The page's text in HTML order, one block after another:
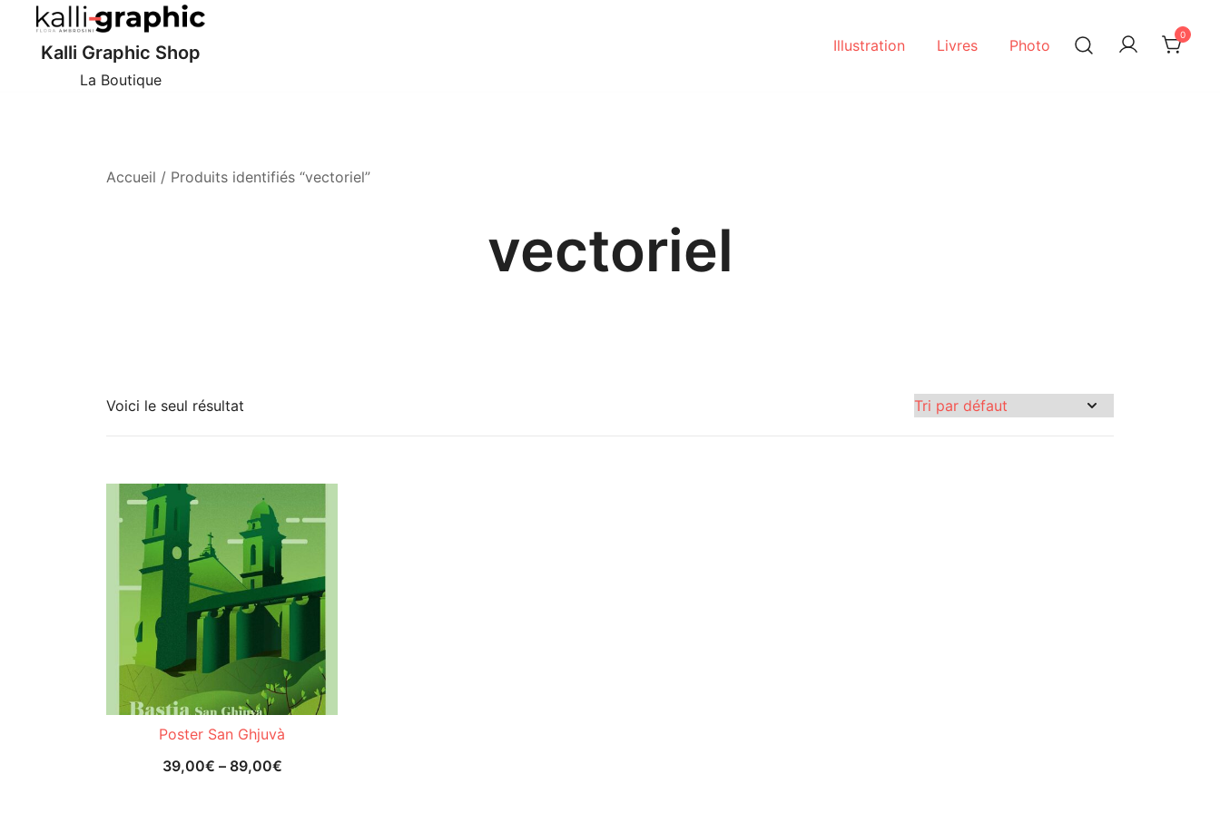
contentKalli Graphic Shop
La Boutique
Illustration Livres Photo
0
Accueil / Produits identifiés “vectoriel”
vectoriel
Voici le seul résultat
Poster San Ghjuvà
39,00€ – 89,00€